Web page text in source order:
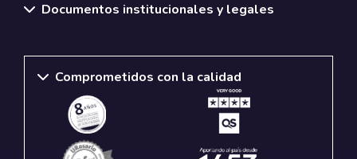
Documentos institucionales y legales
Comprometidos con la calidad